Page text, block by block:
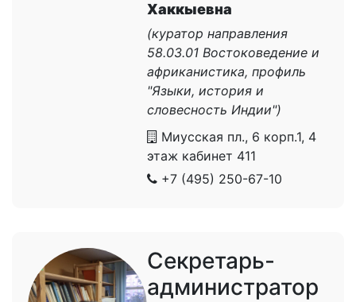
Хаккыевна
(куратор направления
58.03.01 Востоковедение и
африканистика, профиль
"Языки, история и
словесность Индии")
Миусская пл., 6 корп.1, 4
этаж кабинет 411
+7 (495) 250-67-10
Секретарь-
администратор